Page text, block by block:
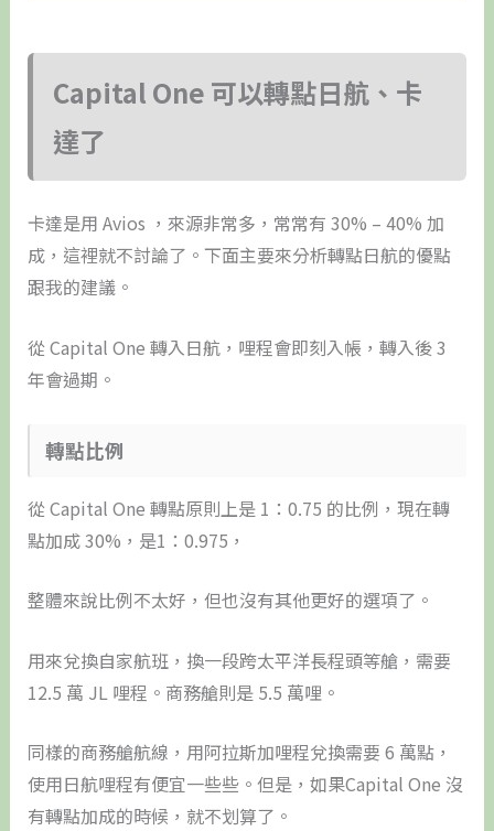
Capital One 可以轉點日航、卡
達了
卡達是用 Avios ，來源非常多，常常有 30% – 40% 加
成，這裡就不討論了。下面主要來分析轉點日航的優點
跟我的建議。
從 Capital One 轉入日航，哩程會即刻入帳，轉入後 3
年會過期。
​轉點比例
從 Capital One 轉點原則上是 1：0.75 的比例，現在轉
點加成 30%，是1：0.975，
整體來說比例不太好，但也沒有其他更好的選項了。
用來兌換自家航班，換一段跨太平洋長程頭等艙，需要
12.5 萬 JL 哩程。商務艙則是 5.5 萬哩。
同樣的商務艙航線，用阿拉斯加哩程兌換需要 6 萬點，
使用日航哩程有便宜一些些。但是，如果Capital One 沒
有轉點加成的時候，就不划算了。